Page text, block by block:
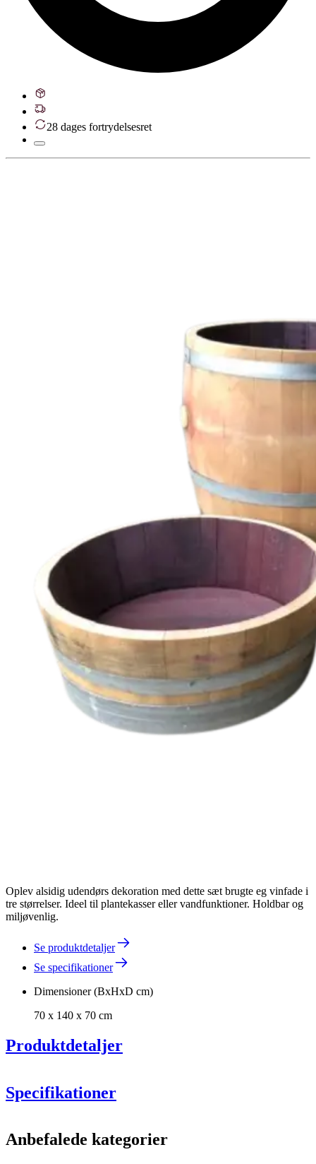
28 dages fortrydelsesret
Oplev alsidig udendørs dekoration med dette sæt brugte eg vinfade i
tre størrelser. Ideel til plantekasser eller vandfunktioner. Holdbar og
miljøvenlig.
Se produktdetaljer
Se specifikationer
Dimensioner (BxHxD cm)
70 x 140 x 70 cm
Produktdetaljer
Specifikationer
ProduktnummerARSP225-SET3
Anbefalede kategorier